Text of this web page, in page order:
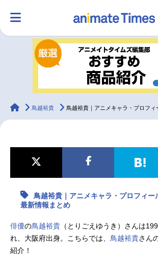
ランキング アニメ
ラジオ みんなの声 グッズ
最新記事一覧
アニメ記事一覧 声優記事
アニメ映画一覧
animateTimes
鳥越裕貴 鳥越裕貴｜アニメキャラ・プロフィール・
鳥越裕貴｜アニメキャラ・プロフィー
最新情報まとめ
俳優の鳥越裕貴 （とりごえゆうき）さんは
れ、大阪府出身。こちらでは、 鳥越裕貴さん
紹介！